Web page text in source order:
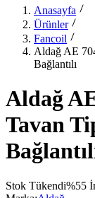
Anasayfa
Ürünler
Fancoil
Aldağ AE
Bağlantılı
Aldağ
Tavan
Stok Tükendi%55